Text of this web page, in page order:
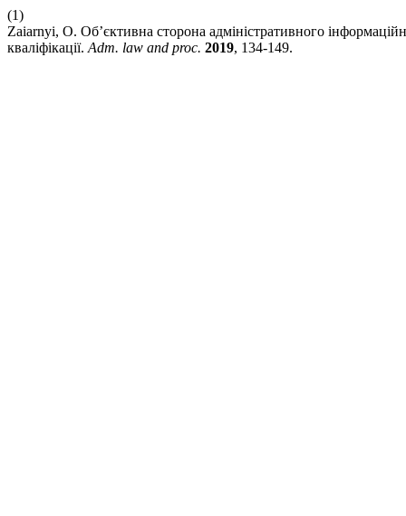
(1)
Zaiarnyi, O. Об’єктивна сторона адміністративного
кваліфікації. Adm. law and proc. 2019, 134-149.